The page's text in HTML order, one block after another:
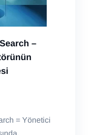
–
= Yönetici